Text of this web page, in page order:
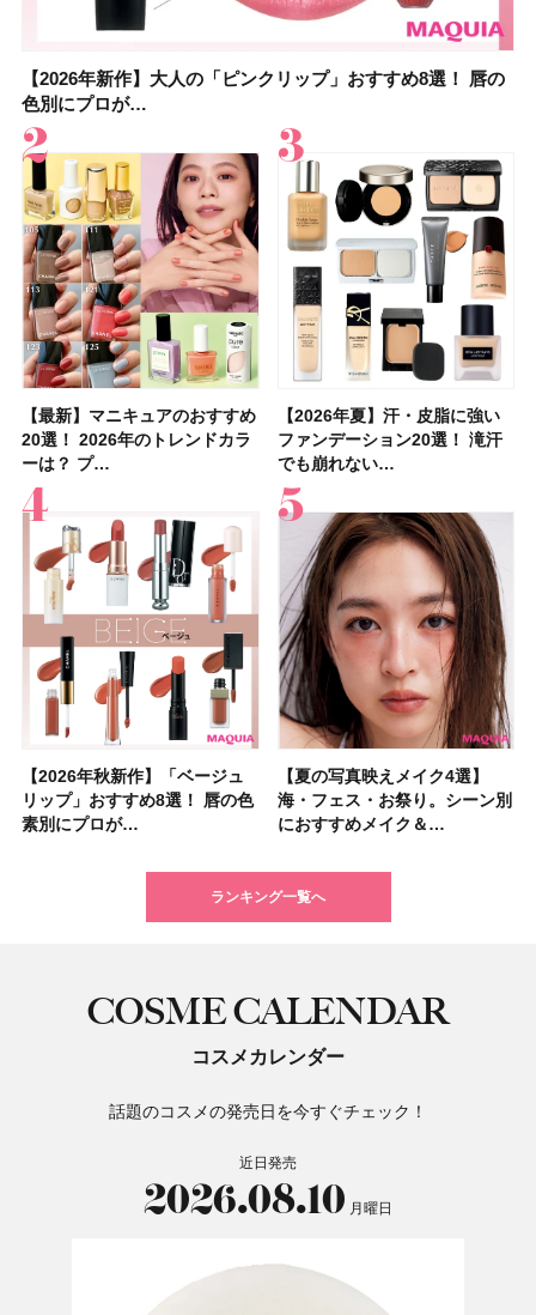
【2026年新作】大人の「ピンクリップ」おすすめ8選！ 唇の
色別にプロが…
【最新】マニキュアのおすすめ
20選！ 2026年のトレンドカラ
ーは？ プ…
【2026年夏】汗・皮脂に強い
ファンデーション20選！ 滝汗
でも崩れない…
【2026年秋新作】「ベージュ
リップ」おすすめ8選！ 唇の色
素別にプロが…
【夏の写真映えメイク4選】
海・フェス・お祭り。シーン別
におすすめメイク＆…
【上田竜也さんのマイベストコスメ５選】大人になって開眼
したからこそ愛が深…
【石井美保さん】おすすめの
「ブライトニング」11選！ ス
キンケアからサプ…
【クリスマスコフレ2026】ク
リニークのホリデーコフレを一
挙紹介！ 人気…
【2026夏】「シートマスク・
パック」ランキングTOP5！＜
マキアビュー…
【2026夏】「洗顔料」ランキ
ングTOP5！＜マキアビューテ
ィーズが投票…
【2026年新作】大人の「ピンクリップ」おすすめ8選！ 唇の
色別にプロが…
【最新】マニキュアのおすすめ
20選！ 2026年のトレンドカラ
ーは？ プ…
【2026年夏】汗・皮脂に強い
ファンデーション20選！ 滝汗
でも崩れない…
【2026年秋新作】「ベージュ
リップ」おすすめ8選！ 唇の色
素別にプロが…
【夏の写真映えメイク4選】
海・フェス・お祭り。シーン別
におすすめメイク＆…
【2026夏】「香水・フレグランス」ランキングTOP5！＜美
容マニア・マ…
【2026年】ボディ用日焼け止
めUVのおすすめ20選！ この夏
注目の人気…
【2026夏】「リップケア」ラ
ンキングTOP5！＜美容マニア
集団・マキア…
【ニベア】美容液リップクリー
ム＆ボディスクラブが新登場！
大人気の色付き…
【石井美保さん・50歳のボディ
ケア愛用品16選】首・手・バス
トのパーツケ…
【2026年最新】ダイエットや腸活におすすめの食品・ドリン
ク6選！ 美活…
【2026夏】「歯磨き粉・オー
ラルケア」ランキングTOP5！
＜美容マニア…
【板野友美さんの美活】「最
近、下の歯の矯正を再開したん
です」オーラルケア…
【2026夏】「インナーケア・
サプリ」ランキングTOP5！＜
美容マニア集…
【石井美保さんのおすすめお菓
子＆お茶10選】手土産にもぴっ
たり
【2026年夏】40代におすすめの髪型30選！ 若く見える・手
入れが楽な…
【2026年夏】おすすめの髪型
36選！ショート・ボブ・ミディ
アム・ロング…
【2026年夏】小顔に見えるボ
ブの髪型37選！ レイヤー・切
りっぱなしな…
【最新】髪のうねり・広がり・
くせ毛におすすめのシャンプー
17選
【2026年夏】透明感カラーの
髪色おすすめ20選！ ブリーチ
あり・なし別…
【フォロー＆いいねで当たる】中国割烹旅館 掬水亭の宿泊券
を1組2名様にプ…
【鈴木えみさんの愛用品30選】
コスメ・スキンケア・ヘアケア
etc.お気に…
【無印良品】スキンケア×衣料
素材の最強タッグで実現！ 着
るだけで保湿でき…
【2026年8月の一粒万倍日】お
すすめの開運コスメ＆美容アイ
テム10選！
【読者プレゼント】羽の見えな
いハンディファン
「baramood」を3名様…
【セザンヌ】8/7新色追加！「ウォータリーティントリップ
」10モモピュ…
【ルナソルアイシャドウ】アイ
カラーレーションN新色・限定
色をイエベ・ブ…
【セザンヌ】「ブライトカラー
シーラー」新色グリーンが8/7
に発売｜既存色…
【ジョー マローン ロンドン】
大人気フレグランス「ウッド
セージ ＆ シ…
先行販売でゲット🧡LUNASOL
アイカラーレーションN 23
Rosy…
ランキング一覧へ
COSME CALENDAR
コスメカレンダー
話題のコスメの発売日を今すぐチェック！
近日発売
2026.08.10 月曜日